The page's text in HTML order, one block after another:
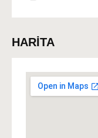
HARİTA